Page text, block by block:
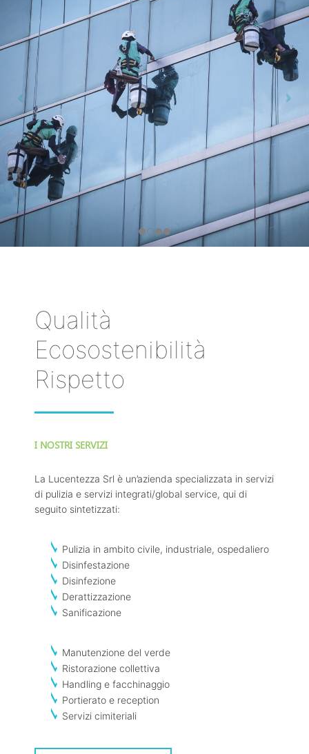
Qualità
Ecosostenibilità
Rispetto
I NOSTRI SERVIZI
La Lucentezza Srl è un’azienda specializzata in servizi
di pulizia e servizi integrati/global service, qui di
seguito sintetizzati:
Pulizia in ambito civile, industriale, ospedaliero
Disinfestazione
Disinfezione
Derattizzazione
Sanificazione
Manutenzione del verde
Ristorazione collettiva
Handling e facchinaggio
Portierato e reception
Servizi cimiteriali